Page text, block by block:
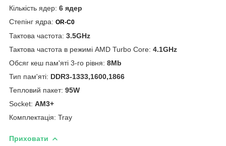
Кількість ядер: 6 ядер
Степінг ядра: OR-C0
Тактова частота: 3.5GHz
Тактова частота в режимі AMD Turbo Core: 4.1GHz
Обсяг кеш пам'яті 3-го рівня: 8Mb
Тип пам'яті: DDR3-1333,1600,1866
Тепловий пакет: 95W
Socket: AM3+
Комплектація: Tray
Приховати